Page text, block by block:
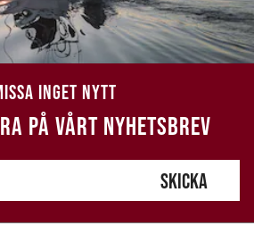
INGET NYTT
PÅ VÅRT NYHETSBREV
SKICKA